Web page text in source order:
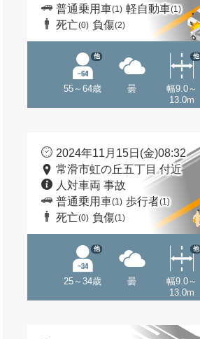
普通乗用車(1) 軽自動車(1)
死亡(0) 負傷(2)
55～64歳
他
曇
幅9.0～
13.0m
他
2024年11月15日(金)08:32
常滑市虹の丘五丁目 付近
人対車両 事故
普通乗用車(1) 歩行者(1)
死亡(0) 負傷(1)
25～34歳
他
曇
幅9.0～
13.0m
他